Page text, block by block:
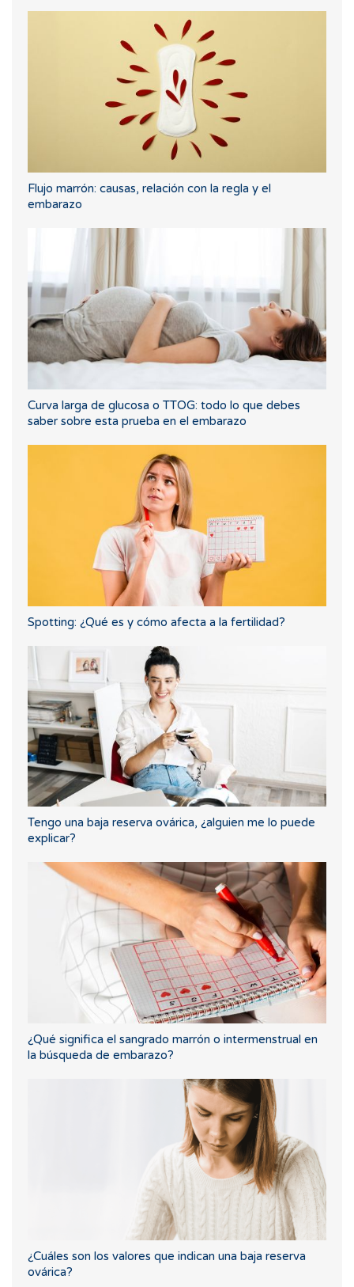
Flujo marrón: causas, relación con la regla y el
embarazo
Curva larga de glucosa o TTOG: todo lo que debes
saber sobre esta prueba en el embarazo
Spotting: ¿Qué es y cómo afecta a la fertilidad?
Tengo una baja reserva ovárica, ¿alguien me lo puede
explicar?
¿Qué significa el sangrado marrón o intermenstrual en
la búsqueda de embarazo?
¿Cuáles son los valores que indican una baja reserva
ovárica?